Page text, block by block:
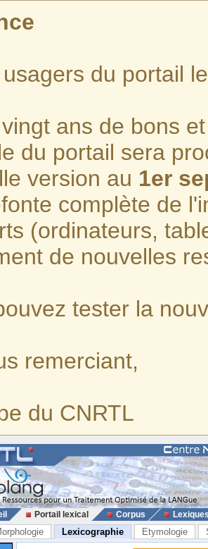
du portail
ans de bons
du portail sera
version au 1er
complète de
(ordinateurs,
de nouvelles
tester la
remerciant,
du CNRTL
Portail lexical Corpus
Lexicographie Etymologie